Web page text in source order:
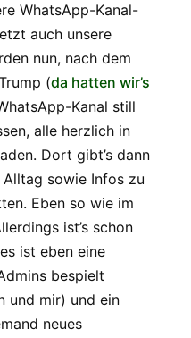
WhatsApp-Kanal-
auch unsere
nun, nach dem
(da hatten wir’s
Kanal still
alle herzlich in
Dort gibt’s dann
sowie Infos zu
Eben so wie im
ist’s schon
ist eben eine
bespielt
und mir) und ein
neues